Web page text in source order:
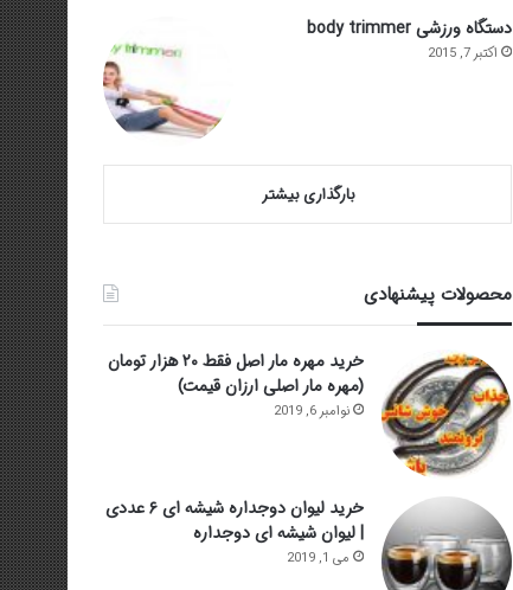
دستگاه ورزشی body trimmer
اکتبر 7, 2015
بارگذاری بیشتر
محصولات پیشنهادی
خرید مهره مار اصل فقط ۲۰ هزار تومان
(مهره مار اصلی ارزان قیمت)
نوامبر 6, 2019
خرید لیوان دوجداره شیشه ای ۶ عددی
| لیوان شیشه ای دوجداره
می 1, 2019